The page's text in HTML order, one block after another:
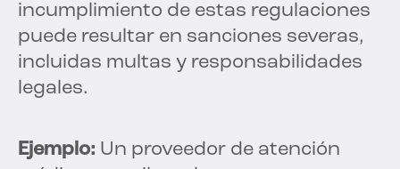
incumplimiento de estas regulaciones
puede resultar en sanciones severas,
incluidas multas y responsabilidades
legales.
Ejemplo: Un proveedor de atención